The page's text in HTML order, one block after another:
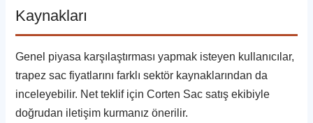
Kaynakları
Genel piyasa karşılaştırması yapmak isteyen kullanıcılar,
trapez sac fiyatlarını farklı sektör kaynaklarından da
inceleyebilir. Net teklif için Corten Sac satış ekibiyle
doğrudan iletişim kurmanız önerilir.